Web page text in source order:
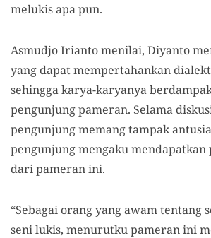
melukis apa pun.
Asmudjo Irianto menilai, Diyanto
yang dapat mempertahankan
sehingga karya-karyanya
pengunjung pameran. Selama
pengunjung memang tampak
pengunjung mengaku
dari pameran ini.
“Sebagai orang yang awam tentang
seni lukis, menurutku pameran ini